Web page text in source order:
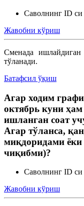
Саволнинг ID си
Жавобни кўриш
Сменада
тўланади.
Батафсил ўқиш
Агар ходим
октябрь куни
ишланган соат
Агар тўланса,
миқдоридами
чиқибми)?
Саволнинг ID си
Жавобни кўриш